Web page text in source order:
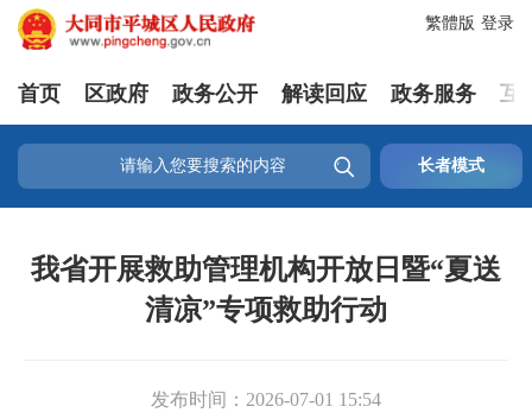
登录
繁體版
首页 区政府 政务公开 解读回应 政务服务 互
 长者模式
我省开展救助管理机构开放日暨“夏送
清凉”专项救助行动
发布时间： 2026-07-01 15:54